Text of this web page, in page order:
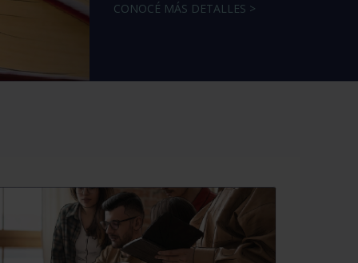
CONOCÉ MÁS DETALLES >